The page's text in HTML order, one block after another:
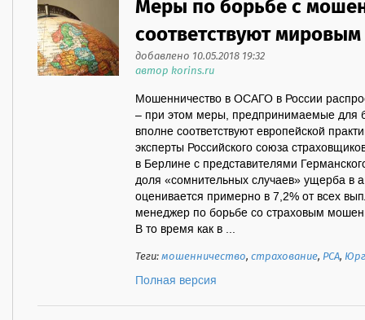
Меры по борьбе с
соответствуют
добавлено 10.05.2018 19:32
автор korins.ru
Мошенничество в ОСАГО в России
– при этом меры, предпринимаемые для
вполне соответствуют европейской
эксперты Российского союза
в Берлине с представителями
доля «сомнительных случаев» ущерба в
оценивается примерно в 7,2% от всех
менеджер по борьбе со страховым
В то время как в ...
Теги:мошенничество,страхование, РСА,
Полная версия